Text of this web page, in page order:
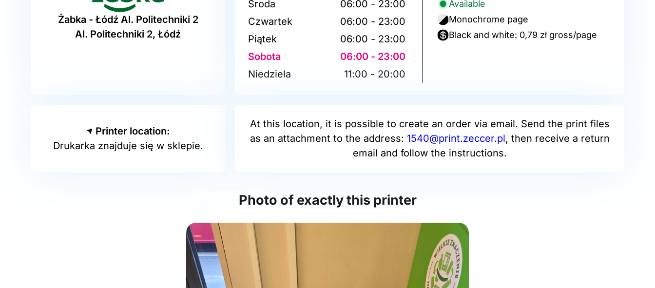
Żabka - Łódź Al. Politechniki 2
Al. Politechniki 2, Łódź
Środa
06:00 - 23:00
Czwartek
06:00 - 23:00
Piątek
06:00 - 23:00
Sobota
06:00 - 23:00
Niedziela
11:00 - 20:00
Available
Monochrome page
Black and white: 0,79 zł gross/page
Printer location:
Drukarka znajduje się w sklepie.
At this location, it is possible to create an order via email. Send the print files
as an attachment to the address: 1540@print.zeccer.pl, then receive a return
email and follow the instructions.
Photo of exactly this printer